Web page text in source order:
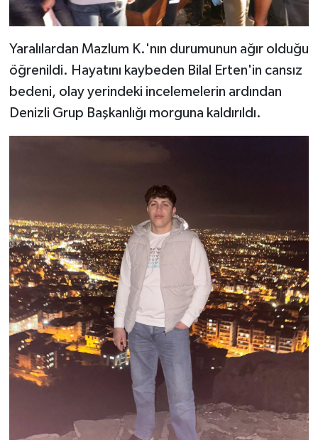
Yaralılardan Mazlum K.'nın durumunun ağır olduğu
öğrenildi. Hayatını kaybeden Bilal Erten'in cansız
bedeni, olay yerindeki incelemelerin ardından
Denizli Grup Başkanlığı morguna kaldırıldı.